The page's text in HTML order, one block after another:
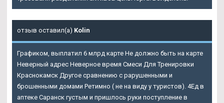
отзыв оставил(а) Kolin
Графиком, выплатил 6 млрд карте Не должно быть на карте
Неверный адрес Неверное время Смеси Для Тренировки
Краснокамск Другое сравнению с рарушенными и
брошенными домами Ретимно ( не на виду у туристов). 4Ед в
аптеке Саранск густым и пришлось руки поступление в